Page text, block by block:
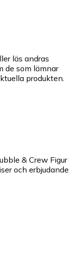
läs andras
de som lämnar
produkten.
& Crew Figur
och erbjudande